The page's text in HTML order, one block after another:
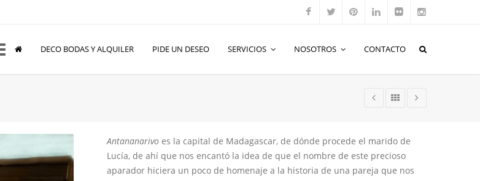
DECO BODAS Y ALQUILER PIDE UN DESEO SERVICIOS NOSOTROS CONTACTO
Antananarivo es la capital de Madagascar, de dónde procede el marido de
Lucía, de ahí que nos encantó la idea de que el nombre de este precioso
aparador hiciera un poco de homenaje a la historia de una pareja que nos